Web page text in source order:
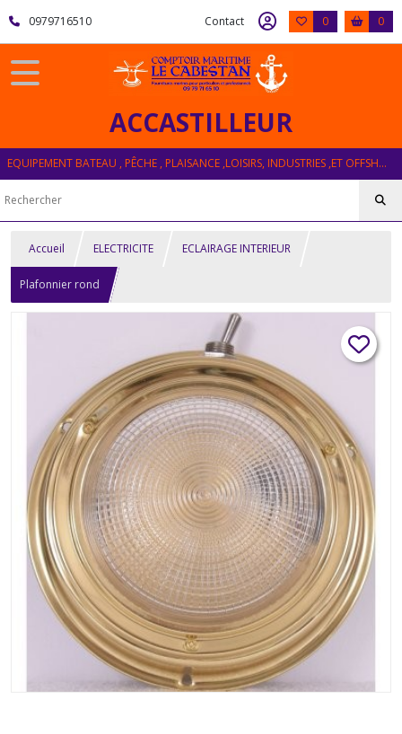
0979716510 Contact 0 0
ACCASTILLEUR
EQUIPEMENT BATEAU , PÊCHE , PLAISANCE ,LOISIRS, INDUSTRIES ,ET OFFSHORE
Accueil ELECTRICITE ECLAIRAGE INTERIEUR
Plafonnier rond